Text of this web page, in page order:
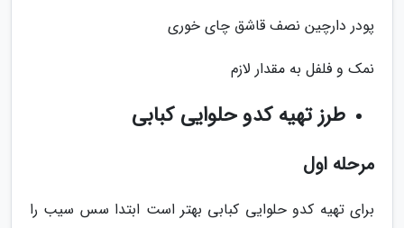
پودر دارچین نصف قاشق چای خوری
نمک و فلفل به مقدار لازم
طرز تهیه کدو حلوایی کبابی
مرحله اول
برای تهیه کدو حلوایی کبابی بهتر است ابتدا سس سیب را